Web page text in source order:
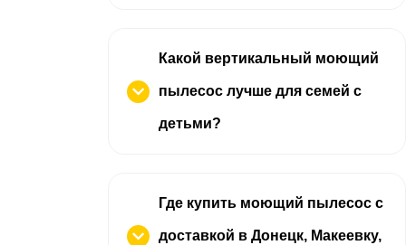
Какой вертикальный моющий
пылесос лучше для семей с
детьми?
Где купить моющий пылесос с
доставкой в Донецк, Макеевку,